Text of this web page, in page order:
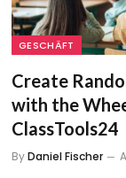
GESCHÄFT
Create
with the
ClassTools24
ByDaniel Fischer